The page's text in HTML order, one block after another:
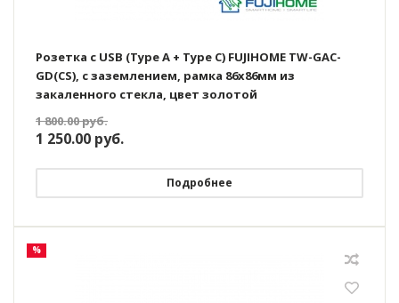
Розетка с USB (Type A + Type C) FUJIHOME TW-GAC-
GD(CS), с заземлением, рамка 86х86мм из
закаленного стекла, цвет золотой
1 800.00руб.
1 250.00 руб.
Подробнее
%